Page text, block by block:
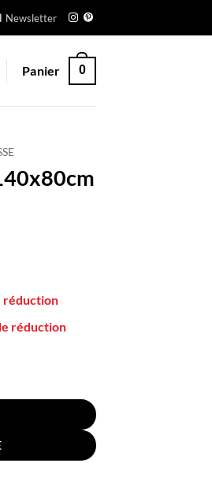
Newsletter
Panier 0
réduction
réduction